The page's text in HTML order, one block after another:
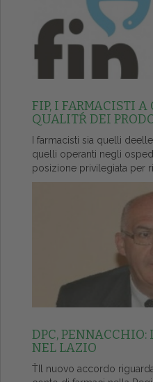
FIP, I FARMACISTI
QUALITŔ DEI
I farmacisti sia quelli
quelli operanti negli
posizione privilegiata per
DPC,
NEL LAZIO
ŤIl nuovo accordo